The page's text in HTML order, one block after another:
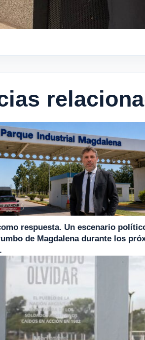
respuesta. Un escenario
de Magdalena durante los